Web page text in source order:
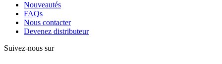
Nouveautés
FAQs
Nous contacter
Devenez distributeur
Suivez-nous sur